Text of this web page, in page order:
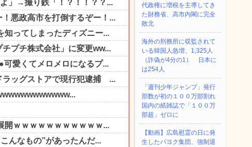
代政権に増税を主導してき
た財務省、高市内閣に完全
敗北
海外の刑務所に収監されて
いる韓国人急増、1,325人
（詐偽が4分の1） 日本に
は254人
「週刊少年ジャンプ」発行
部数が初の１００万部割れ
国内の紙雑誌で「１００万
部超」ゼロに
【動画】広島慰霊の日に発
生したパヨク集団、強制退